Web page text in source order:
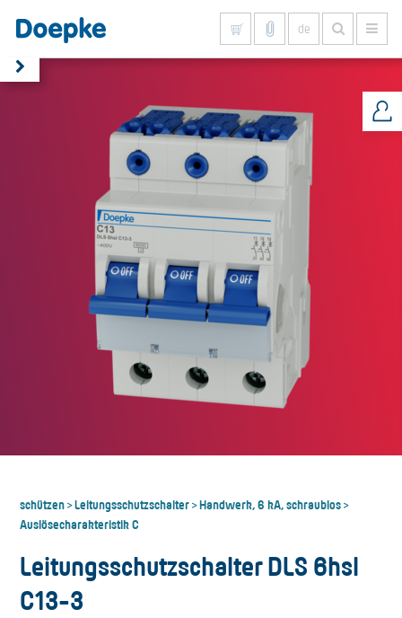
de
schützen>Leitungsschutzschalter>Handwerk, 6 kA, schraublos>
Auslösecharakteristik C
Leitungsschutzschalter DLS 6hsl
C13-3